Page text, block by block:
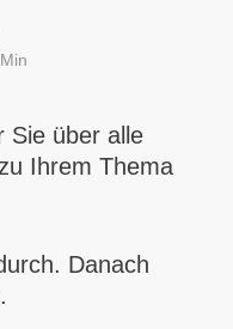
Sie über alle
Ihrem Thema
Danach